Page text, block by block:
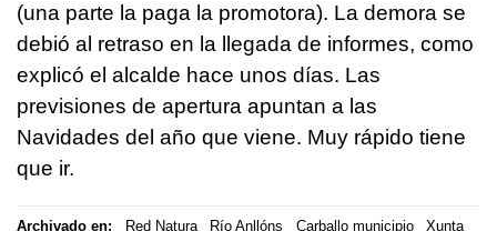
(una parte la paga la promotora). La demora se
debió al retraso en la llegada de informes, como
explicó el alcalde hace unos días. Las
previsiones de apertura apuntan a las
Navidades del año que viene. Muy rápido tiene
que ir.
Archivado en: Red Natura Río Anllóns Carballo municipio
Xunta